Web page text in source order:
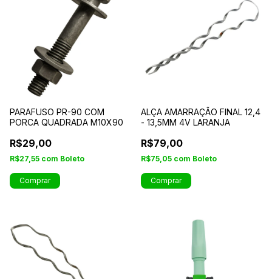
PARAFUSO PR-90 COM
PORCA QUADRADA M10X90
R$29,00
R$27,55 com Boleto
Comprar
ALÇA AMARRAÇÃO FINAL 12,4
- 13,5MM 4V LARANJA
R$79,00
R$75,05 com Boleto
Comprar